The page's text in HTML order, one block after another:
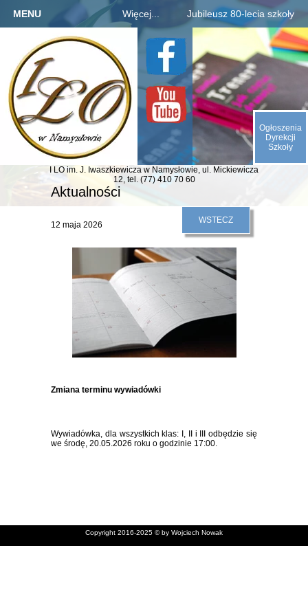
Aktualności
WSTECZ
12 maja 2026
Zmiana terminu wywiadówki
Wywiadówka, dla wszystkich klas: I, II i III odbędzie się
we środę, 20.05.2026 roku o godzinie 17:00.
MENU
Strona główna
O nas
Galeria
Kontakt
Więcej...
Szkoła
Kandydaci
Uczniowie
Rodzice
E-SZKOŁA
Jubileusz 80-lecia szkoły
Informacje o jubileuszu
Rejestracja absolwentów
Płatności za zjazd, bal
Fotogaleria archiwaliów
Kalendarium 1945-2025
Animacje (liczby, daty)
Odliczamy dni do zjazdu
Ogłoszenia
Dyrekcji
Szkoły
I LO im. J. Iwaszkiewicza w Namysłowie, ul. Mickiewicza
12, tel. (77) 410 70 60
Copyright 2016-2025 © by Wojciech Nowak